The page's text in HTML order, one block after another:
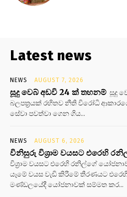
Latest news
NEWS AUGUST 7, 2026
සූදු වෙබ් අඩවි 24 ක් තහනම් සූදු
බලපත්‍රයක් රහිතව නීති විරෝධි
සේවා පවත්වා ගෙන ගිය...
NEWS AUGUST 6, 2026
විනිසුරු විශ්‍රාම වයසට එරෙහි
විශ්‍රාම වයසට එරෙහි රනිල්ගේ
යෑමේ වයස වැඩි කිරීමේ තීරණයට
මණ්ඩලයේදී යෝජනාවක් සම්මත කර...